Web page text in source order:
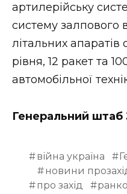
артилерійську
систему залпового
літальних
рівня, 12 ракет та
автомобільної
Генеральний штаб
війна україна
новини
про захід